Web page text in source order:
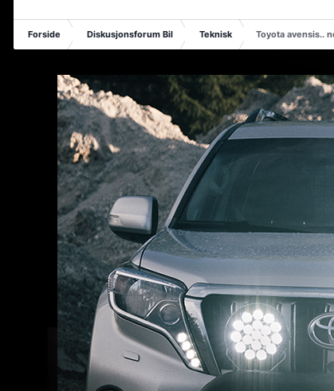
Forside Diskusjonsforum Bil Teknisk Toyota avensis..